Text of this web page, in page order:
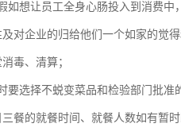
如想让员工全身心肠投入到消费
对企业的归给他们一个如家的觉
毒、清算；
要选择不蜕变菜品和检验部门批
餐的就餐时间、就餐人数如有暂